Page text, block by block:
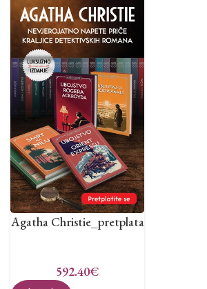
Agatha Christie_pretplata
592.40€